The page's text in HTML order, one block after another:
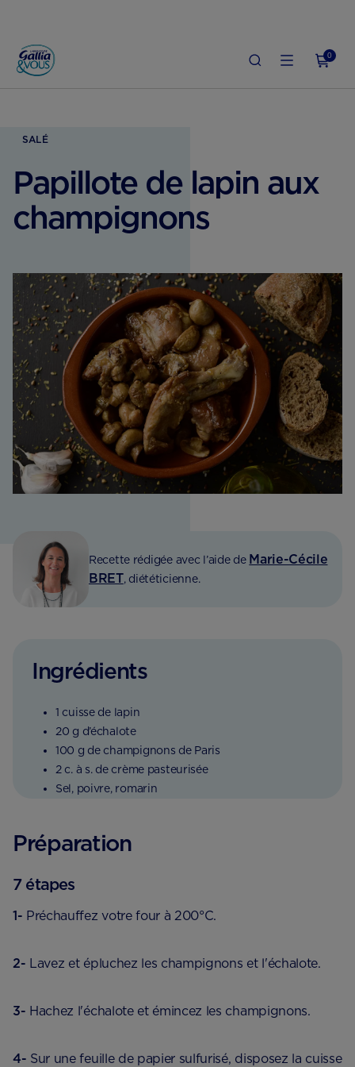
0
PAPILLOTE DE LAPIN AUX
SALÉ
Papillote de lapin aux
champignons
Recette rédigée avec l’aide de Marie-Cécile
BRET, diététicienne.
Ingrédients
1 cuisse de lapin
20 g d’échalote
100 g de champignons de Paris
2 c. à s. de crème pasteurisée
Sel, poivre, romarin
Préparation
7 étapes
1- Préchauffez votre four à 200°C.
2- Lavez et épluchez les champignons et l'échalote.
3- Hachez l'échalote et émincez les champignons.
4- Sur une feuille de papier sulfurisé, disposez la cuisse